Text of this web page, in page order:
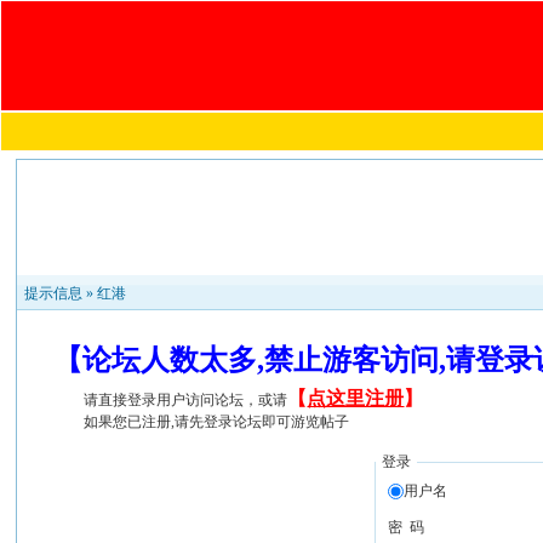
提示信息 »红港
【论坛人数太多,禁止游客访问,请登
请直接登录用户访问论坛，或请 【 点这里注册】
如果您已注册,请先登录论坛即可游览帖子
登录
用户名
密 码